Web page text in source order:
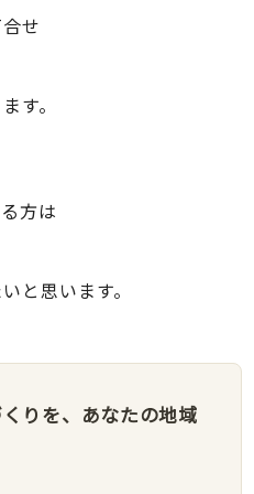
せ
す。
方は
と思います。
りを、あなたの地域